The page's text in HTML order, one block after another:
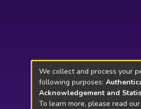
We collect and process your
following purposes:
Acknowledgement and
To learn more, please read our